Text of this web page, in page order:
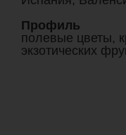
Профиль
полевые цветы,
экзотических